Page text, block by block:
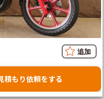
積もり依頼をする